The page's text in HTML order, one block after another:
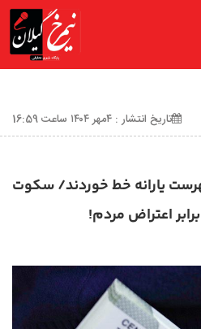
تاریخ انتشار : ۴مهر ۱۴۰۴ ساعت 16:59
از فهرست یارانه خط خوردند/ سکوت
اعتراض مردم!